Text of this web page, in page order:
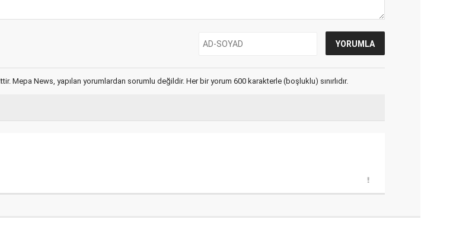
Mepa News, yapılan yorumlardan sorumlu değildir. Her bir yorum 600 karakterle (boşluklu) sınırlıdır.